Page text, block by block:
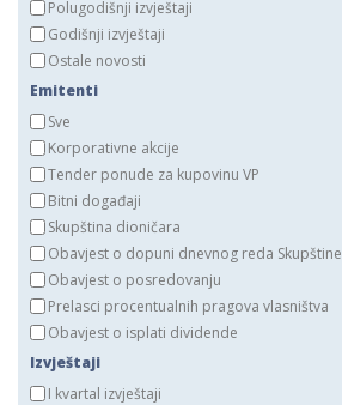
Polugodišnji izvještaji
Godišnji izvještaji
Ostale novosti
Emitenti
Sve
Korporativne akcije
Tender ponude za kupovinu VP
Bitni događaji
Skupština dioničara
Obavjest o dopuni dnevnog reda Skupštine
Obavjest o posredovanju
Prelasci procentualnih pragova vlasništva
Obavjest o isplati dividende
Izvještaji
I kvartal izvještaji